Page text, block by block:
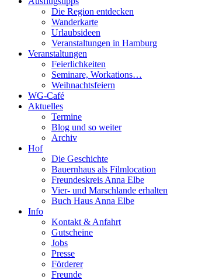
Die Region entdecken
Wanderkarte
Urlaubsideen
Veranstaltungen in Hamburg
Veranstaltungen
Feierlichkeiten
Seminare, Workations…
Weihnachtsfeiern
WG-Café
Aktuelles
Termine
Blog und so weiter
Archiv
Hof
Die Geschichte
Bauernhaus als Filmlocation
Freundeskreis Anna Elbe
Vier- und Marschlande erhalten
Buch Haus Anna Elbe
Info
Kontakt & Anfahrt
Gutscheine
Jobs
Presse
Förderer
Freunde